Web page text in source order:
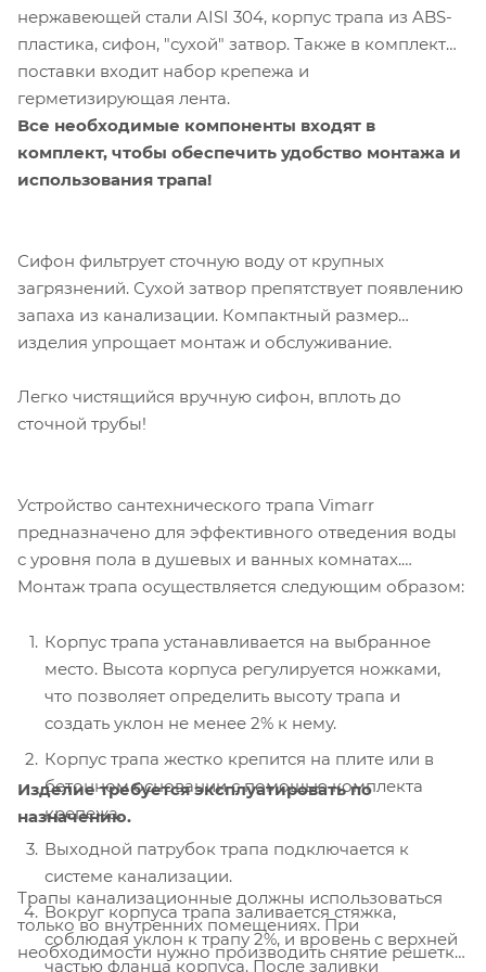
нержавеющей стали AISI 304, корпус трапа из ABS-
пластика, сифон, "сухой" затвор. Также в комплект
поставки входит набор крепежа и
герметизирующая лента.
Все необходимые компоненты входят в
комплект, чтобы обеспечить удобство монтажа и
использования трапа!
Сифон фильтрует сточную воду от крупных
загрязнений. Сухой затвор препятствует появлению
запаха из канализации. Компактный размер
изделия упрощает монтаж и обслуживание.
Легко чистящийся вручную сифон, вплоть до
сточной трубы!
Устройство сантехнического трапа Vimarr
предназначено для эффективного отведения воды
с уровня пола в душевых и ванных комнатах.
Монтаж трапа осуществляется следующим образом:
Корпус трапа устанавливается на выбранное
место. Высота корпуса регулируется ножками,
что позволяет определить высоту трапа и
создать уклон не менее 2% к нему.
Корпус трапа жестко крепится на плите или в
бетонном основании с помощью комплекта
крепежа.
Выходной патрубок трапа подключается к
системе канализации.
Вокруг корпуса трапа заливается стяжка,
соблюдая уклон к трапу 2%, и вровень с верхней
частью фланца корпуса. После заливки
Изделие требуется эксплуатировать по
назначению.
Трапы канализационные должны использоваться
только во внутренних помещениях. При
необходимости нужно производить снятие решетки